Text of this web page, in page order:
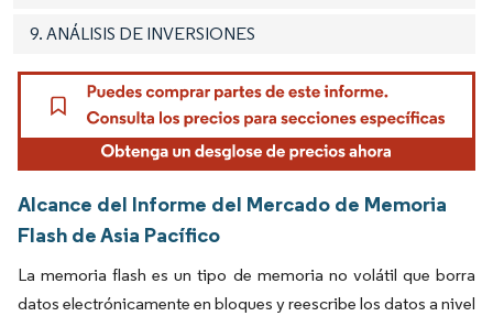
9. ANÁLISIS DE INVERSIONES
Alcance del Informe del Mercado de Memoria
Flash de Asia Pacífico
La memoria flash es un tipo de memoria no volátil que borra
datos electrónicamente en bloques y reescribe los datos a nivel